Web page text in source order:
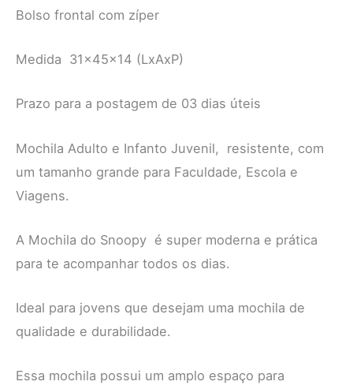
Bolso frontal com zíper
Medida 31x45x14 (LxAxP)
Prazo para a postagem de 03 dias úteis
Mochila Adulto e Infanto Juvenil, resistente, com
um tamanho grande para Faculdade, Escola e
Viagens.
A Mochila do Snoopy é super moderna e prática
para te acompanhar todos os dias.
Ideal para jovens que desejam uma mochila de
qualidade e durabilidade.
Essa mochila possui um amplo espaço para